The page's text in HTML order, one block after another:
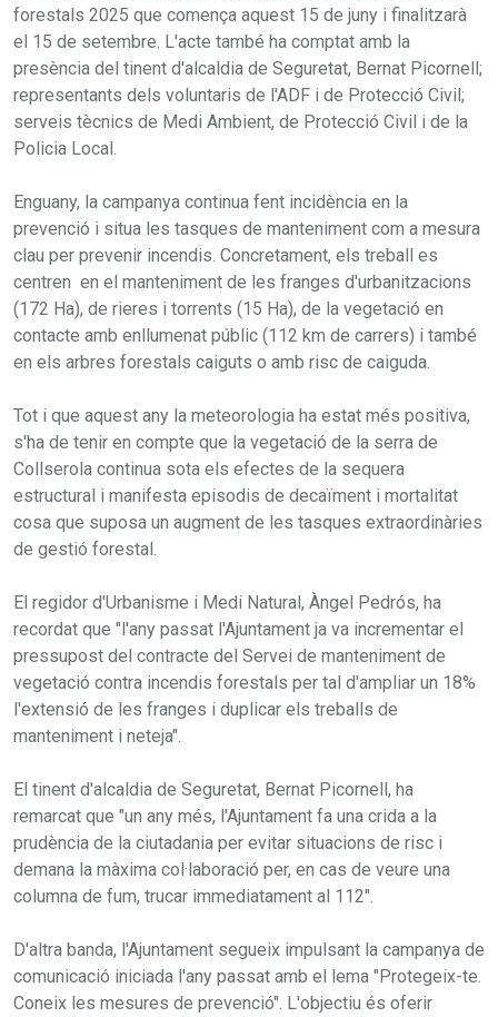
forestals 2025 que comença aquest 15 de juny i finalitzarà
el 15 de setembre. L'acte també ha comptat amb la
presència del tinent d'alcaldia de Seguretat, Bernat Picornell;
representants dels voluntaris de l'ADF i de Protecció Civil;
serveis tècnics de Medi Ambient, de Protecció Civil i de la
Policia Local.
Enguany, la campanya continua fent incidència en la
prevenció i situa les tasques de manteniment com a mesura
clau per prevenir incendis. Concretament, els treball es
centren en el manteniment de les franges d'urbanitzacions
(172 Ha), de rieres i torrents (15 Ha), de la vegetació en
contacte amb enllumenat públic (112 km de carrers) i també
en els arbres forestals caiguts o amb risc de caiguda.
Tot i que aquest any la meteorologia ha estat més positiva,
s'ha de tenir en compte que la vegetació de la serra de
Collserola continua sota els efectes de la sequera
estructural i manifesta episodis de decaïment i mortalitat
cosa que suposa un augment de les tasques extraordinàries
de gestió forestal.
El regidor d'Urbanisme i Medi Natural, Àngel Pedrós, ha
recordat que "l'any passat l'Ajuntament ja va incrementar el
pressupost del contracte del Servei de manteniment de
vegetació contra incendis forestals per tal d'ampliar un 18%
l'extensió de les franges i duplicar els treballs de
manteniment i neteja".
El tinent d'alcaldia de Seguretat, Bernat Picornell, ha
remarcat que "un any més, l'Ajuntament fa una crida a la
prudència de la ciutadania per evitar situacions de risc i
demana la màxima col·laboració per, en cas de veure una
columna de fum, trucar immediatament al 112".
D'altra banda, l'Ajuntament segueix impulsant la campanya de
comunicació iniciada l'any passat amb el lema "Protegeix-te.
Coneix les mesures de prevenció". L'objectiu és oferir